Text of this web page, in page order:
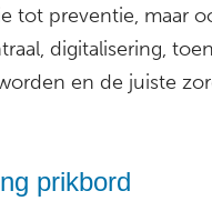
tot preventie, maar
digitalisering,
en de juiste
prikbord